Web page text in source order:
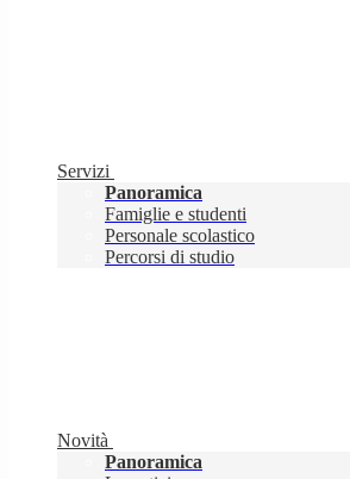
Servizi
Panoramica
Famiglie e studenti
Personale scolastico
Percorsi di studio
Novità
Panoramica